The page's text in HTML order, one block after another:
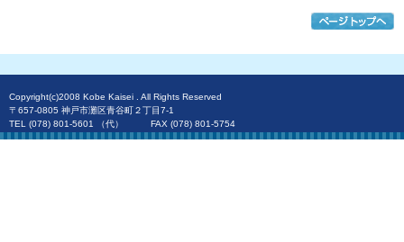
Copyright(c)2008 Kobe Kaisei . All Rights Reserved
〒657-0805 神戸市灘区青谷町２丁目7-1
TEL (078) 801-5601 （代） FAX (078) 801-5754